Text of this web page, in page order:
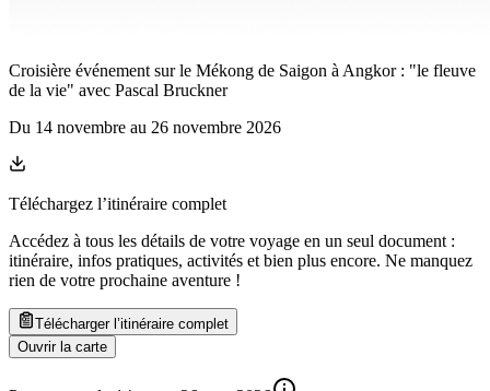
Croisière événement sur le Mékong de Saigon à Angkor : "le fleuve
de la vie" avec Pascal Bruckner
Du 14 novembre au 26 novembre 2026
Téléchargez l’itinéraire complet
Accédez à tous les détails de votre voyage en un seul document :
itinéraire, infos pratiques, activités et bien plus encore. Ne manquez
rien de votre prochaine aventure !
Télécharger l’itinéraire complet
Ouvrir la carte